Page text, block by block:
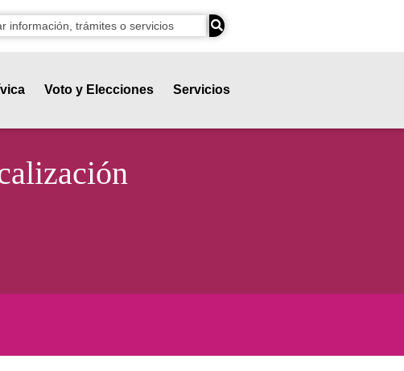
Voto y Elecciones Servicios